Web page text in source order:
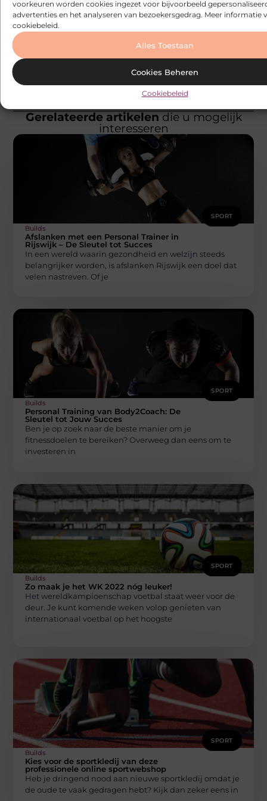
voorkeuren worden cookies ingezet voor bijvoorbeeld
advertenties en het analyseren van bezoekersgedrag. Meer informatie
cookiebeleid.
Alles Toestaan
Cookies Beheren
Cookiebeleid
trap op
maat
stress
Gerelateerde artikelen die u mogelijk
interesseren
SPORT
Builds
Afslanken met een Personal Trainer in
Rijswijk – De Sleutel tot Succes
In een wereld waarin gezondheid en welzijn steeds
belangrijker worden, is afslanken Rijswijk een doel dat
velen nastreven. Of je
SPORT
Builds
Personal Training van Body2Coach: De
Sleutel tot Jouw Succes
Ben je op zoek naar de beste manier om je
fitnessdoelen te bereiken? Overweeg dan eens om te
investeren in
SPORT
Builds
Zo maak je het WK 2022 nóg leuker!
Het wereldkampioenschap voetbal staat weer voor de
deur. Je kunt komende weken volop genieten van
internationaal voetbal op het hoogste
SPORT
Builds
Kies voor de sportkledij van deze
professionele online sportwebshop
Heb je dringend nood aan nieuwe sportkledij omdat je
de oude te vaak gedragen hebt? Kijk dan zeker eens in